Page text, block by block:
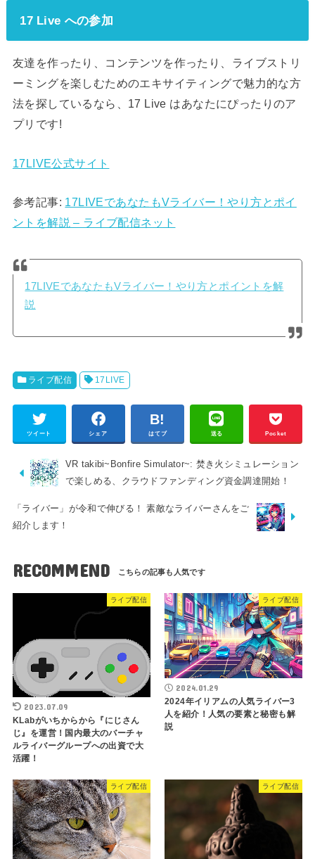
17 Live への参加
友達を作ったり、コンテンツを作ったり、ライブストリ
ーミングを楽しむためのエキサイティングで魅力的な方
法を探しているなら、17 Live はあなたにぴったりのア
プリです!
17LIVE公式サイト
参考記事: 17LIVEであなたもVライバー！やり方とポイ
ントを解説 – ライブ配信ネット
17LIVEであなたもVライバー！やり方とポイントを解
説
ライブ配信 17LIVE
ツイート シェア はてブ 送る Pocket
VR takibi~Bonfire Simulator~: 焚き火シミュレーション
で楽しめる、クラウドファンディング資金調達開始！
「ライバー」が令和で伸びる！ 素敵なライバーさんをご
紹介します！
RECOMMEND
ライブ配信
2023.07.09
KLabがいちからから『にじさん
じ』を運営！国内最大のバーチャ
ルライバーグループへの出資で大
活躍！
ライブ配信
2024.01.29
2024年イリアムの人気ライバー3
人を紹介！人気の要素と秘密も解
説
ライブ配信 ライブ配信